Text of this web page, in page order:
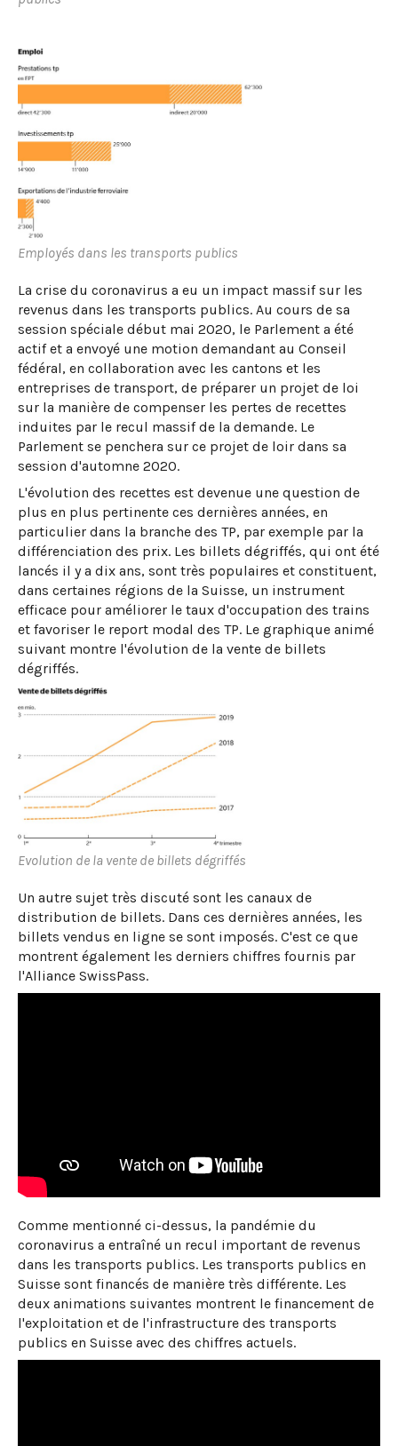
Employés dans les transports publics
La crise du coronavirus a eu un impact massif sur les
revenus dans les transports publics. Au cours de sa
session spéciale début mai 2020, le Parlement a été
actif et a envoyé une motion demandant au Conseil
fédéral, en collaboration avec les cantons et les
entreprises de transport, de préparer un projet de loi
sur la manière de compenser les pertes de recettes
induites par le recul massif de la demande. Le
Parlement se penchera sur ce projet de loir dans sa
session d'automne 2020.
L'évolution des recettes est devenue une question de
plus en plus pertinente ces dernières années, en
particulier dans la branche des TP, par exemple par la
différenciation des prix. Les billets dégriffés, qui ont été
lancés il y a dix ans, sont très populaires et constituent,
dans certaines régions de la Suisse, un instrument
efficace pour améliorer le taux d'occupation des trains
et favoriser le report modal des TP. Le graphique animé
suivant montre l'évolution de la vente de billets
dégriffés.
Evolution de la vente de billets dégriffés
Un autre sujet très discuté sont les canaux de
distribution de billets. Dans ces dernières années, les
billets vendus en ligne se sont imposés. C'est ce que
montrent également les derniers chiffres fournis par
l'Alliance SwissPass.
Comme mentionné ci-dessus, la pandémie du
coronavirus a entraîné un recul important de revenus
dans les transports publics. Les transports publics en
Suisse sont financés de manière très différente. Les
deux animations suivantes montrent le financement de
l'exploitation et de l'infrastructure des transports
publics en Suisse avec des chiffres actuels.